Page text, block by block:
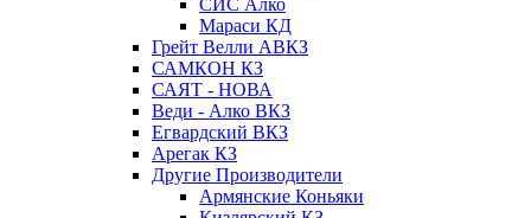
СИС Алко
Мараси КД
Грейт Велли АВКЗ
САМКОН КЗ
САЯТ - НОВА
Веди - Алко ВКЗ
Егвардский ВКЗ
Арегак КЗ
Другие Производители
Армянские Коньяки